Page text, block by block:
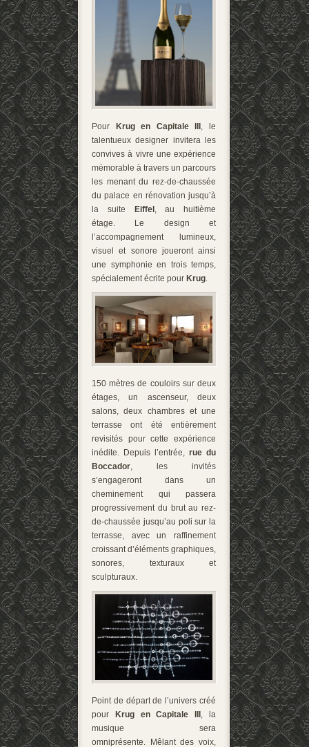
Pour Krug en Capitale III , le
talentueux designer invitera les
convives à vivre une expérience
mémorable à travers un parcours
les menant du rez-de-chaussée
du palace en rénovation jusqu’à
la suite Eiffel, au huitième
étage. Le design et
l’accompagnement lumineux,
visuel et sonore joueront ainsi
une symphonie en trois temps,
spécialement écrite pour Krug
150 mètres de couloirs sur deux
étages, un ascenseur, deux
salons, deux chambres et une
terrasse ont été entièrement
revisités pour cette expérience
inédite. Depuis l’entrée, rue du
Boccador, les invités
s’engageront dans un
cheminement qui passera
progressivement du brut au rez-
de-chaussée jusqu’au poli sur la
terrasse, avec un raffinement
croissant d’éléments graphiques,
sonores, texturaux et
sculpturaux.
Point de départ de l’univers créé
pour Krug en Capitale III , la
musique sera
omniprésente. Mêlant des voix,